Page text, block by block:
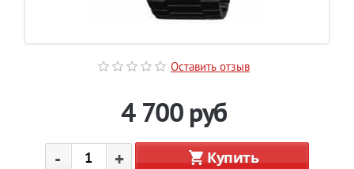
Оставить отзыв
4 700 руб
- + Купить